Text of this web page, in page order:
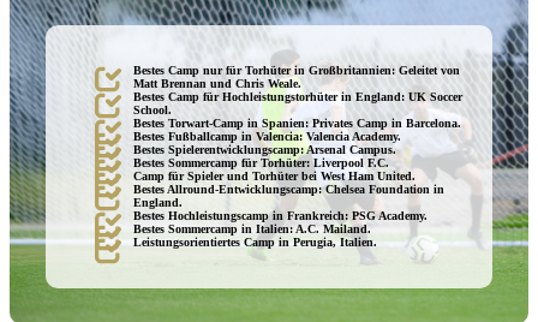
Bestes Camp nur für Torhüter in Großbritannien: Geleitet von
Matt Brennan und Chris Weale.
Bestes Camp für Hochleistungstorhüter in England: UK Soccer
School.
Bestes Torwart-Camp in Spanien: Privates Camp in Barcelona.
Bestes Fußballcamp in Valencia: Valencia Academy.
Bestes Spielerentwicklungscamp: Arsenal Campus.
Bestes Sommercamp für Torhüter: Liverpool F.C.
Camp für Spieler und Torhüter bei West Ham United.
Bestes Allround-Entwicklungscamp: Chelsea Foundation in
England.
Bestes Hochleistungscamp in Frankreich: PSG Academy.
Bestes Sommercamp in Italien: A.C. Mailand.
Leistungsorientiertes Camp in Perugia, Italien.